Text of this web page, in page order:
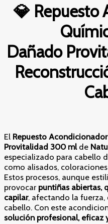
Reconstrucción
Cabello
💎 Repuesto
Dañado
El Repuesto
Provitalidad 300 mlde
especializado para cabello
como alisados,
Estos procesos, aunque
provocar puntiñas abiertas,
capilar, afectando la
cabello. Con este
solución profesional, eficaz